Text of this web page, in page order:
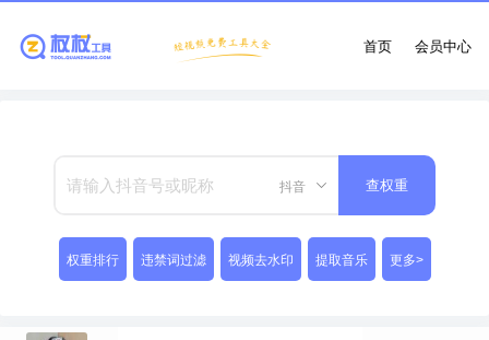
会员中心
首页
抖音 查权重
权重排行 违禁词过滤 视频去水印 提取音乐 更多>